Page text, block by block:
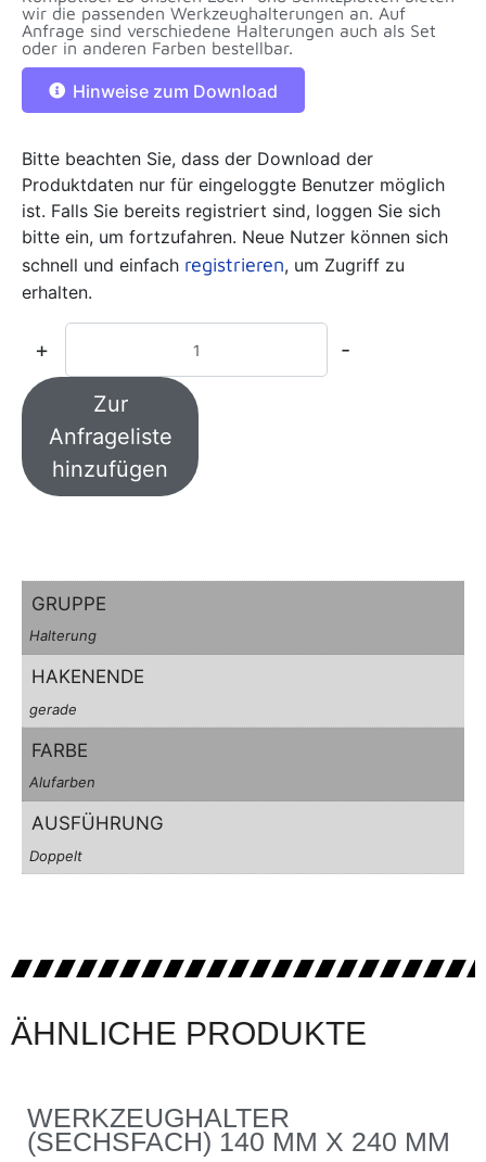
wir die passenden Werkzeughalterungen an. Auf
Anfrage sind verschiedene Halterungen auch als Set
oder in anderen Farben bestellbar.
Hinweise zum Download
Bitte beachten Sie, dass der Download der
Produktdaten nur für eingeloggte Benutzer möglich
ist. Falls Sie bereits registriert sind, loggen Sie sich
bitte ein, um fortzufahren. Neue Nutzer können sich
schnell und einfach registrieren, um Zugriff zu
erhalten.
+ -
Zur
Anfrageliste
hinzufügen
GRUPPE
Halterung
HAKENENDE
gerade
FARBE
Alufarben
AUSFÜHRUNG
Doppelt
ÄHNLICHE PRODUKTE
WERKZEUGHALTER
(SECHSFACH) 140 MM X 240 MM